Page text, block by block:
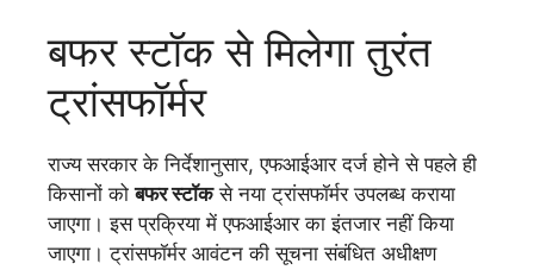
बफर स्टॉक से मिलेगा तुरंत
ट्रांसफॉर्मर
राज्य सरकार के निर्देशानुसार, एफआईआर दर्ज होने से पहले ही
किसानों कोबफर स्टॉकसे नया ट्रांसफॉर्मर उपलब्ध कराया
जाएगा। इस प्रक्रिया में एफआईआर का इंतजार नहीं किया
जाएगा। ट्रांसफॉर्मर आवंटन की सूचना संबंधित अधीक्षण